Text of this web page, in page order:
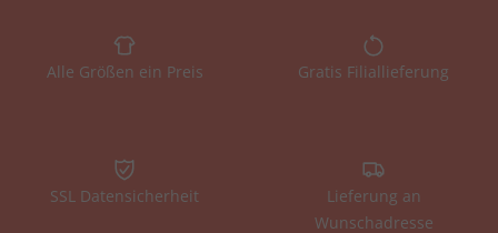
Alle Größen ein Preis Gratis Filiallieferung
SSL Datensicherheit
Lieferung an
Wunschadresse